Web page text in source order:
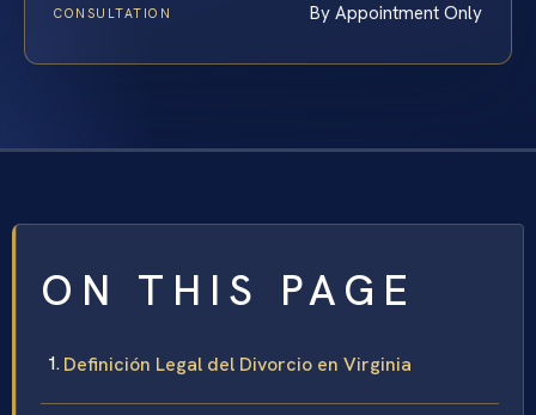
CONSULTATION By Appointment Only
ON THIS PAGE
Definición Legal del Divorcio en Virginia